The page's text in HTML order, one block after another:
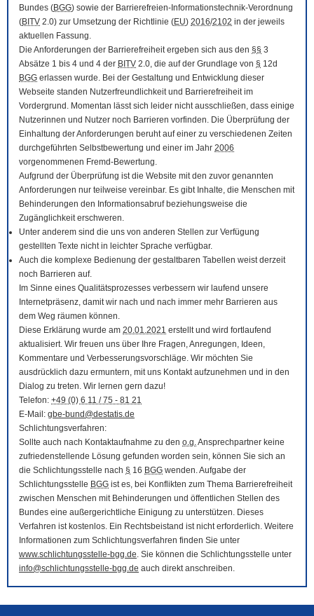
Bundes (BGG) sowie der Barrierefreien-Informationstechnik-Verordnung
(BITV 2.0) zur Umsetzung der Richtlinie (EU) 2016/2102 in der jeweils
aktuellen Fassung.
Die Anforderungen der Barrierefreiheit ergeben sich aus den §§ 3
Absätze 1 bis 4 und 4 der BITV 2.0, die auf der Grundlage von § 12d
BGG erlassen wurde. Bei der Gestaltung und Entwicklung dieser
Webseite standen Nutzerfreundlichkeit und Barrierefreiheit im
Vordergrund. Momentan lässt sich leider nicht ausschließen, dass einige
Nutzerinnen und Nutzer noch Barrieren vorfinden. Die Überprüfung der
Einhaltung der Anforderungen beruht auf einer zu verschiedenen Zeiten
durchgeführten Selbstbewertung und einer im Jahr 2006
vorgenommenen Fremd-Bewertung.
Aufgrund der Überprüfung ist die Website mit den zuvor genannten
Anforderungen nur teilweise vereinbar. Es gibt Inhalte, die Menschen mit
Behinderungen den Informationsabruf beziehungsweise die
Zugänglichkeit erschweren.
Unter anderem sind die uns von anderen Stellen zur Verfügung
gestellten Texte nicht in leichter Sprache verfügbar.
Auch die komplexe Bedienung der gestaltbaren Tabellen weist derzeit
noch Barrieren auf.
Im Sinne eines Qualitätsprozesses verbessern wir laufend unsere
Internetpräsenz, damit wir nach und nach immer mehr Barrieren aus
dem Weg räumen können.
Diese Erklärung wurde am 20.01.2021 erstellt und wird fortlaufend
aktualisiert. Wir freuen uns über Ihre Fragen, Anregungen, Ideen,
Kommentare und Verbesserungsvorschläge. Wir möchten Sie
ausdrücklich dazu ermuntern, mit uns Kontakt aufzunehmen und in den
Dialog zu treten. Wir lernen gern dazu!
Telefon: +49 (0) 6 11 / 75 - 81 21
E-Mail : gbe-bund@destatis.de
Schlichtungsverfahren:
Sollte auch nach Kontaktaufnahme zu den o.g.Ansprechpartner keine
zufriedenstellende Lösung gefunden worden sein, können Sie sich an
die Schlichtungsstelle nach § 16 BGG wenden. Aufgabe der
Schlichtungsstelle BGG ist es, bei Konflikten zum Thema Barrierefreiheit
zwischen Menschen mit Behinderungen und öffentlichen Stellen des
Bundes eine außergerichtliche Einigung zu unterstützen. Dieses
Verfahren ist kostenlos. Ein Rechtsbeistand ist nicht erforderlich. Weitere
Informationen zum Schlichtungsverfahren finden Sie unter
www.schlichtungsstelle-bgg.de. Sie können die Schlichtungsstelle unter
info@schlichtungsstelle-bgg.de auch direkt anschreiben.